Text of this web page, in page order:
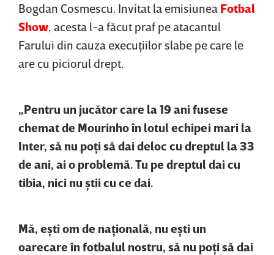
Bogdan Cosmescu. Invitat la emisiunea Fotbal
Show, acesta l-a făcut praf pe atacantul
Farului din cauza execuţiilor slabe pe care le
are cu piciorul drept.
„Pentru un jucător care la 19 ani fusese
chemat de Mourinho în lotul echipei mari la
Inter, să nu poţi să dai deloc cu dreptul la 33
de ani, ai o problemă. Tu pe dreptul dai cu
tibia, nici nu ştii cu ce dai.
Mă, eşti om de naţională, nu eşti un
oarecare în fotbalul nostru, să nu poţi să dai